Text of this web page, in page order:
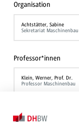
Organisation
Achtstätter, Sabine
Sekretariat Maschinenbau
Professor*innen
Klein, Werner, Prof. Dr.
Professor Maschinenbau